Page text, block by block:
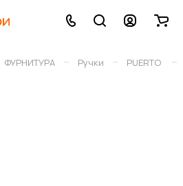
ФУРНИТУРА – Ручки – PUERTO –